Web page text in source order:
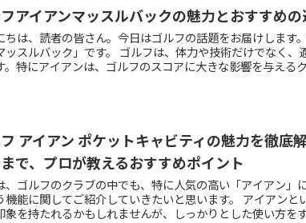
アイアンマッスルバックの魅力とおすすめ
ちは、読者の皆さん。今日はゴルフの話題をお届けします
ッスルバック」です。 ゴルフは、体力や技術だけでなく、
。特にアイアンは、ゴルフのスコアに大きな影響を与える
アイアン ポケットキャビティの魅力を徹底
で、プロが教えるおすすめポイント
、ゴルフのクラブの中でも、特に人気の高い「アイアン」
機能に関してご紹介していきたいと思います。 アイアンと
象を持たれるかもしれませんが、しっかりとした使い方を